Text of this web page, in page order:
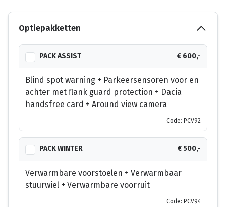
Optiepakketten
PACK ASSIST € 600,-
Blind spot warning + Parkeersensoren voor en
achter met flank guard protection + Dacia
handsfree card + Around view camera
Code: PCV92
PACK WINTER € 500,-
Verwarmbare voorstoelen + Verwarmbaar
stuurwiel + Verwarmbare voorruit
Code: PCV94